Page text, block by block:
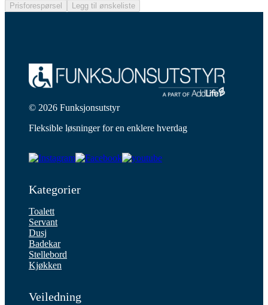
Prisforespørsel Legg til ønskeliste
© 2026 Funksjonsutstyr
Fleksible løsninger for en enklere hverdag
Kategorier
Toalett
Servant
Dusj
Badekar
Stellebord
Kjøkken
Veiledning